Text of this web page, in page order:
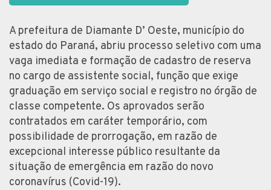
A prefeitura de Diamante D’ Oeste, município do
estado do Paraná, abriu processo seletivo com uma
vaga imediata e formação de cadastro de reserva
no cargo de assistente social, função que exige
graduação em serviço social e registro no órgão de
classe competente. Os aprovados serão
contratados em caráter temporário, com
possibilidade de prorrogação, em razão de
excepcional interesse público resultante da
situação de emergência em razão do novo
coronavírus (Covid-19).